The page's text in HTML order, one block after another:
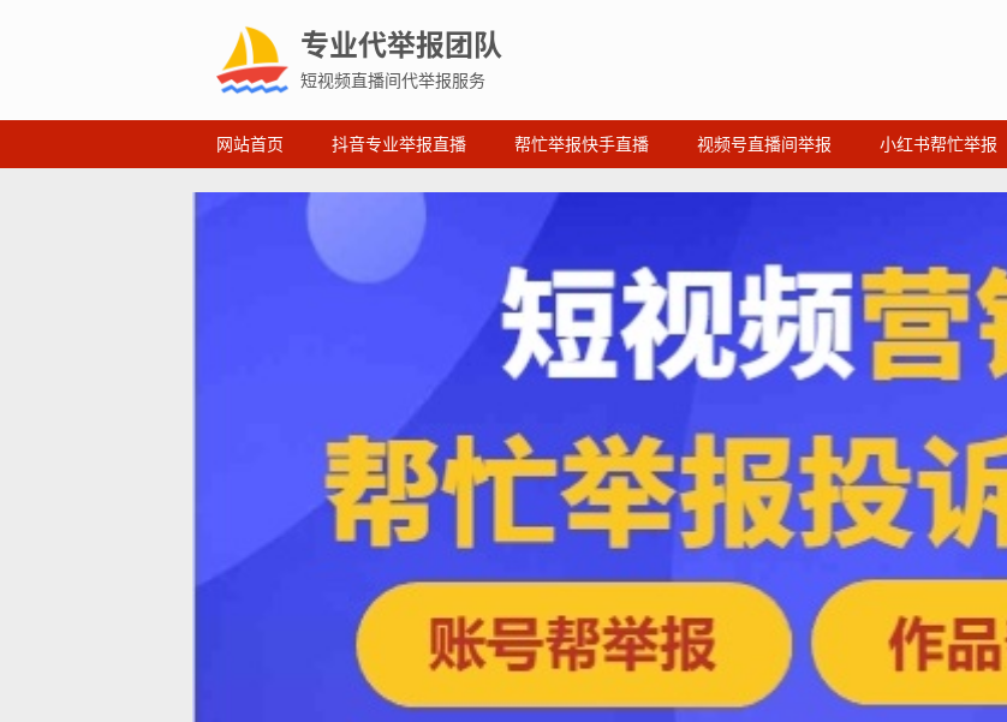
专业代举报团队
短视频直播间代举报服务
网站首页 抖音专业举报直播 帮忙举报快手直播 视频号直播间举报 小红书帮忙举报